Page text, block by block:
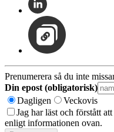
Prenumerera så du inte
Din epost (obligatorisk)
Dagligen
Veckovis
Jag har läst och förstått
enligt informationen ovan.